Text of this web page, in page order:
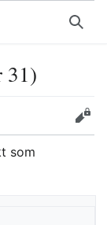
Søk
31)
Rediger
som